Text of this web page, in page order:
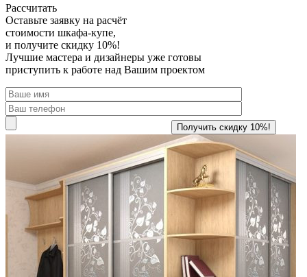
Рассчитать
Оставьте заявку на расчёт
стоимости шкафа-купе,
и получите скидку 10%!
Лучшие мастера и дизайнеры уже готовы
приступить к работе над Вашим проектом